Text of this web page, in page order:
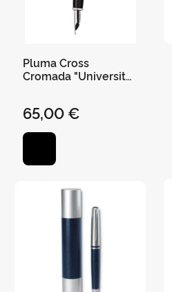
Pluma Cross
Cromada "Universitat
108Ms
65,00 €